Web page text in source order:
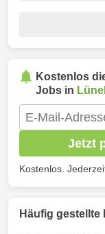
Kostenlos
Jobs in
Jetzt
Kostenlos.
Häufig gestellte